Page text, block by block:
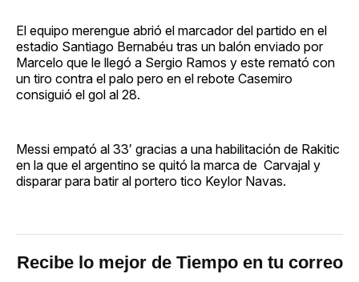
El equipo merengue abrió el marcador del partido en el
estadio Santiago Bernabéu tras un balón enviado por
Marcelo que le llegó a Sergio Ramos y este remató con
un tiro contra el palo pero en el rebote Casemiro
consiguió el gol al 28.
Messi empató al 33′ gracias a una habilitación de Rakitic
en la que el argentino se quitó la marca de Carvajal y
disparar para batir al portero tico Keylor Navas.
Recibe lo mejor de Tiempo en tu correo